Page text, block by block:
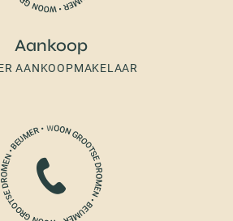
Aankoop
AANKOOPMAKELAAR